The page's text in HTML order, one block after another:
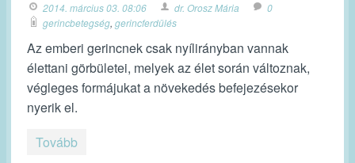
2014. március 03. 08:06 dr. Orosz Mária
0
gerincbetegség, gerincferdülés
Az emberi gerincnek csak nyílirányban vannak
élettani görbületei, melyek az élet során változnak,
végleges formájukat a növekedés befejezésekor
nyerik el.
Tovább